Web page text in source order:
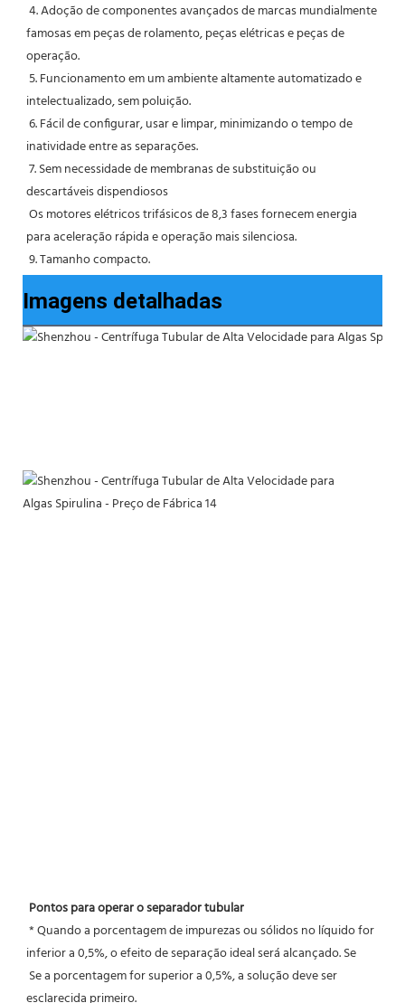
famosas em peças de rolamento, peças elétricas e peças de
operação.
intelectualizado, sem poluição.
inatividade entre as separações.
descartáveis ​​dispendiosos
para aceleração rápida e operação mais silenciosa.
9. Tamanho compacto.
Imagens detalhadas
Pontos para operar o separador tubular
inferior a 0,5%, o efeito de separação ideal será alcançado. Se